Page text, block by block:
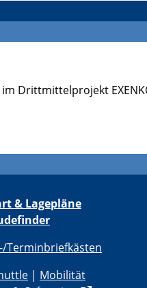
Drittmittelprojekt
& Lagepläne
Terminbriefkästen
| Mobilität